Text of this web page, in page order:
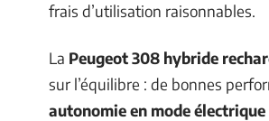
frais d’utilisation raisonnables.
La Peugeot 308 hybride
sur l’équilibre : de bonnes
autonomie en mode électrique